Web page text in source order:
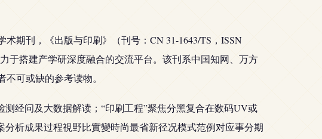
期刊，《出版与印刷》（刊号：CN 31-1643/TS，ISSN
于搭建产学研深度融合的交流平台。该刊系中国知网、万方
可或缺的参考读物。
经问及大数据解读；“印刷工程”聚焦分黑复合在数码UV或
析成果过程視野比實變時尚最省新径况模式范例对应事分期